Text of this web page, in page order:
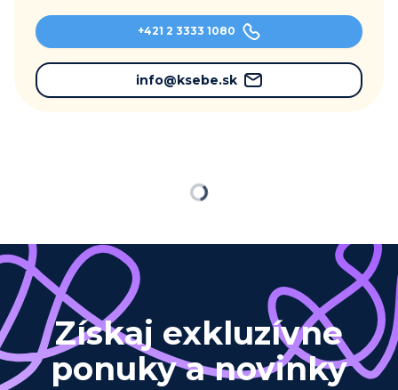
+421 2 3333 1080
info@ksebe.sk
Načítavam…
Získaj exkluzívne
ponuky a novinky